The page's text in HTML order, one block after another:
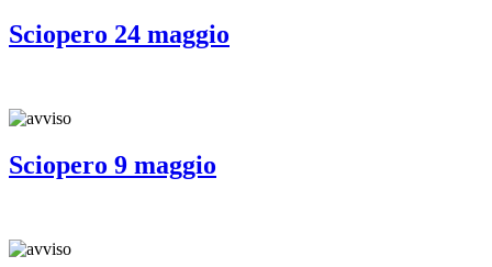
Sciopero 24 maggio
Sciopero 9 maggio